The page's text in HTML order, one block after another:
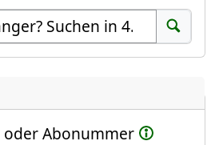
Suchen
Abonummer